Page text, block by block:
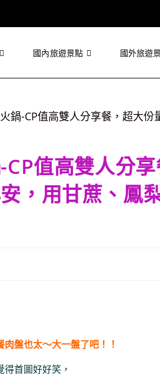
國內旅遊景點 國外旅遊
CP值高雙人分
，用甘蔗、鳳
盤也太～大一盤了吧！！
得首圖好好笑，